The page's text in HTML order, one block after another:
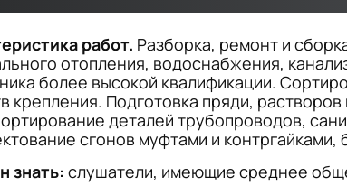
работ. Разборка, ремонт и
отопления, водоснабжения,
более высокой квалификации.
крепления. Подготовка пряди,
деталей трубопроводов,
сгонов муфтами и контргайками,
знать: слушатели, имеющие среднее
работ.
знать:
работ.
знать:
работ.
знать:
работ.
знать: